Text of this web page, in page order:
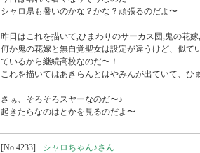
シャロ県も暑いのかな？かな？頑張るのだよ〜
昨日はこれを描いて,ひまわりのサーカス団,鬼の花
何か鬼の花嫁と無自覚聖女は設定が違うけど、似て
ているから継続高校なのだ〜！
これを描いてはあきらんとはやみんが出ていて、
さぁ、そろそろスヤーなのだ〜♪
起きたらなのはとかを見るのだよ〜
[No.4233] シャロちゃん♪さん